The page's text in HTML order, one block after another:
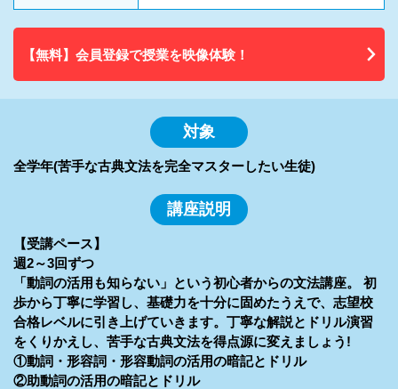
【無料】会員登録で授業を映像体験！
対象
全学年(苦手な古典文法を完全マスターしたい生徒)
講座説明
【受講ペース】
週2～3回ずつ
「動詞の活用も知らない」という初心者からの文法講座。 初
歩から丁寧に学習し、基礎力を十分に固めたうえで、志望校
合格レベルに引き上げていきます。丁寧な解説とドリル演習
をくりかえし、苦手な古典文法を得点源に変えましょう!
①動詞・形容詞・形容動詞の活用の暗記とドリル
②助動詞の活用の暗記とドリル